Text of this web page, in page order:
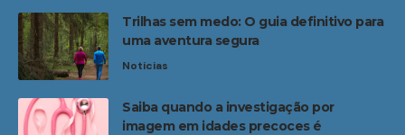
Trilhas sem medo: O guia definitivo para
uma aventura segura
Noticias
Saiba quando a investigação por
imagem em idades precoces é